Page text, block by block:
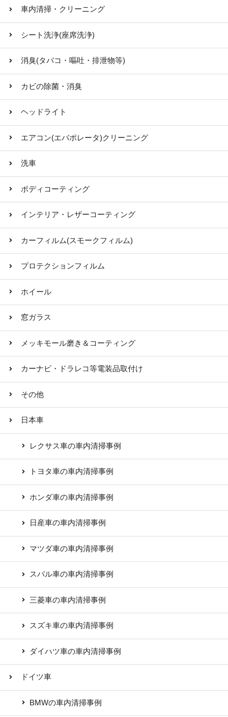
車内清掃・クリーニング
シート洗浄(座席洗浄)
消臭(タバコ・嘔吐・排泄物等)
カビの除菌・消臭
ヘッドライト
エアコン(エバポレータ)クリーニング
洗車
ボディコーティング
インテリア・レザーコーティング
カーフィルム(スモークフィルム)
プロテクションフィルム
ホイール
窓ガラス
メッキモール磨き＆コーティング
カーナビ・ドラレコ等電装品取付け
その他
日本車
レクサス車の車内清掃事例
トヨタ車の車内清掃事例
ホンダ車の車内清掃事例
日産車の車内清掃事例
マツダ車の車内清掃事例
スバル車の車内清掃事例
三菱車の車内清掃事例
スズキ車の車内清掃事例
ダイハツ車の車内清掃事例
ドイツ車
BMWの車内清掃事例